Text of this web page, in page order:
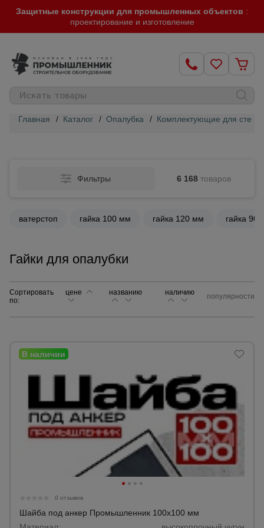
Защитные конструкции для промышленных объектов :
проектирование и изготовление
Главная / Каталог / Опалубка / Комплектующие для
Фильтры 6 168 товаров
ватерстоп гайка 100 мм гайка 120 мм гайка 90
Гайки для опалубки
Сортировать
по:
цене названию наличию популярности
0 отзывов
Шайба под анкер Промышленник 100х100 мм
Сетка,
тенты,
Грузоподъемное
оборудование
Мусоропровод
строительный
Фанера
ламинированная
Каталог
всех
товаров